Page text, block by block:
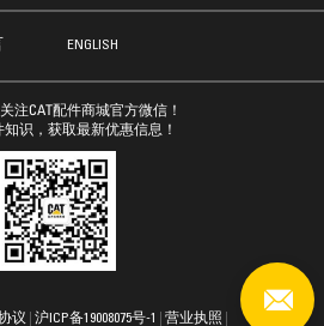
ENGLISH
注CAT配件商城官方微信！
识，获取最新优惠信息！
议
沪ICP备19008075号-1
营业执照